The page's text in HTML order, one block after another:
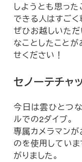
しようとも思っ
できる人はすごく
ぜひお越しいた
なことしたこと
せください！
セノーテチャ
今日は雲ひとつ
ルでの2ダイブ。
専属カメラマン
のを使用してい
がりました。